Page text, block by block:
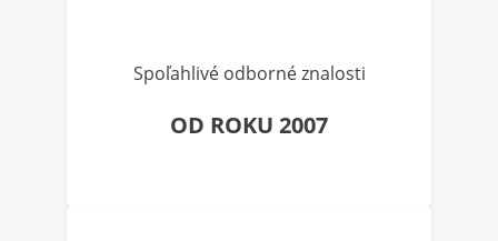
Spoľahlivé odborné znalosti
OD ROKU 2007